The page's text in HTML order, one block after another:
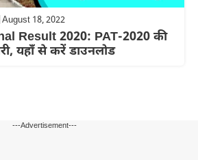
August 18, 2022
Result 2020: PAT-2020 की
यहाँ से करें डाउनलोड
---Advertisement---